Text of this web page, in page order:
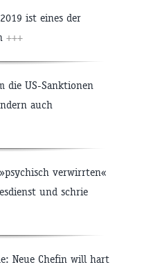
ist eines der
+++
die US-Sanktionen
auch
verwirrten«
und schrie
Neue Chefin will hart